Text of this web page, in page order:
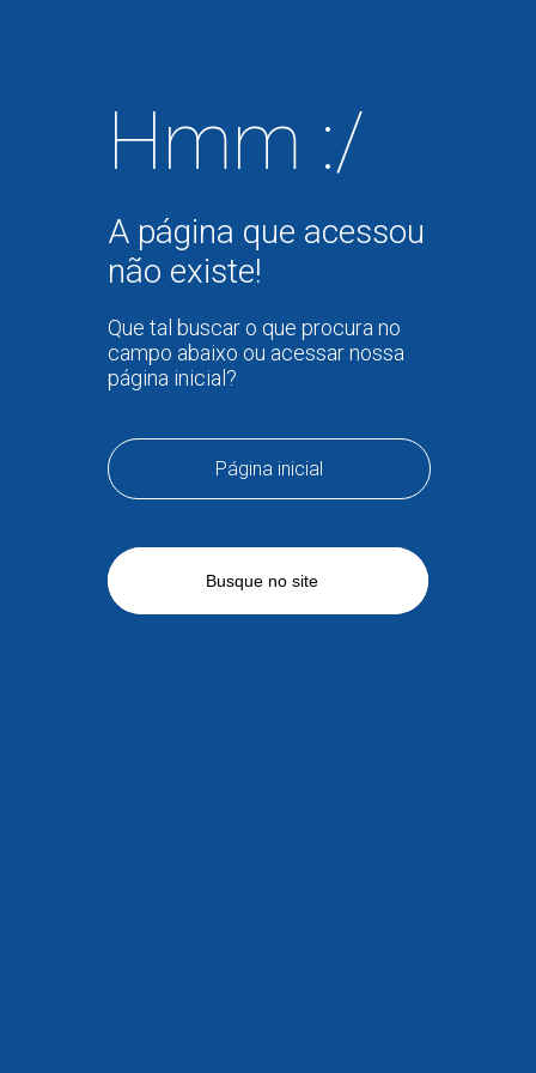
Hmm :/
A página que acessou
não existe!
Que tal buscar o que procura no
campo abaixo ou acessar nossa
página inicial?
Página inicial